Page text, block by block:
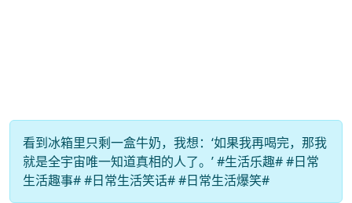
看到冰箱里只剩一盒牛奶，我想：‘如果我再喝完，那我
就是全宇宙唯一知道真相的人了。’ #生活乐趣# #日常
生活趣事# #日常生活笑话# #日常生活爆笑#